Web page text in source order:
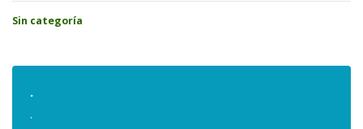
Sin categoría
.
.